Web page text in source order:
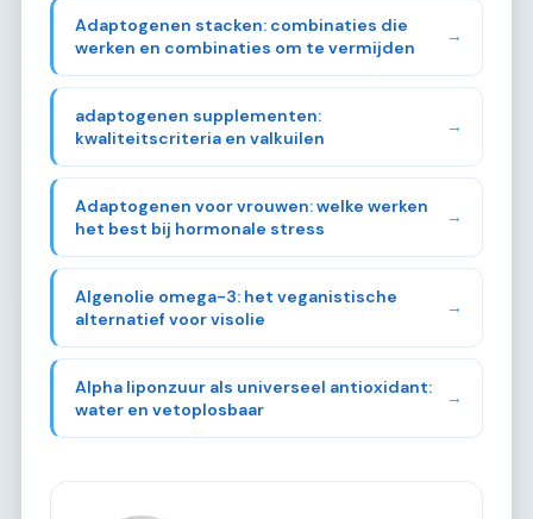
Adaptogenen stacken: combinaties die
werken en combinaties om te vermijden
→
adaptogenen supplementen:
kwaliteitscriteria en valkuilen
→
Adaptogenen voor vrouwen: welke werken
het best bij hormonale stress
→
Algenolie omega-3: het veganistische
alternatief voor visolie
→
Alpha liponzuur als universeel antioxidant:
water en vetoplosbaar
→